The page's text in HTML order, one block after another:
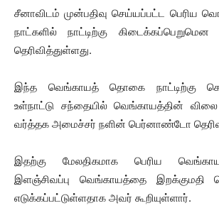
சீனாவிடம் முன்பதிவு செய்யப்பட்ட பெரிய
நாட்களில் நாட்டிற்கு
தெரிவித்துள்ளது.
இந்த வெங்காயத் தொகை நாட்டிற்கு
உள்நாட்டு சந்தையில் வெங்காயத்தின்
வர்த்தக அமைச்சர் நளின் பெர்னாண்டோ
இதற்கு மேலதிகமாக பெரிய
இளஞ்சிவப்பு வெங்காயத்தை இறக்குமதி
எடுக்கப்பட்டுள்ளதாக அவர் கூறியுள்ளார்.